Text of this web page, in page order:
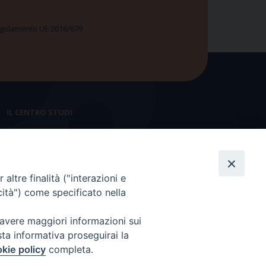
UE 2016/679
IL CENTRO STUDI
Presidenza e ufficio presidenza
Coordinamento nazionale
altre finalità ("interazioni e
come specificato nella
maggiori informazioni sui
informativa proseguirai la
policy completa.